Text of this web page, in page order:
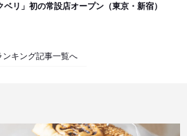
ベリ」初の常設店オープン（東京・新宿）
ンキング記事一覧へ